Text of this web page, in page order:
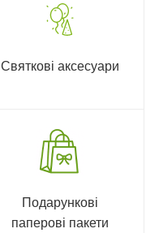
Святкові аксесуари
Подарункові
паперові пакети